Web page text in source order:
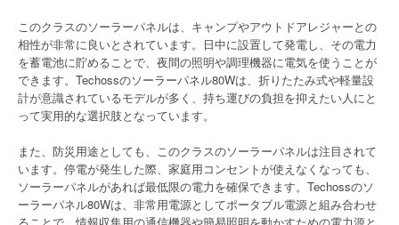
このクラスのソーラーパネルは、キャンプやアウトドアレジャーとの
相性が非常に良いとされています。日中に設置して発電し、その電力
を蓄電池に貯めることで、夜間の照明や調理機器に電気を使うことが
できます。Techossのソーラーパネル80Wは、折りたたみ式や軽量設
計が意識されているモデルが多く、持ち運びの負担を抑えたい人にと
って実用的な選択肢となっています。
また、防災用途としても、このクラスのソーラーパネルは注目されて
います。停電が発生した際、家庭用コンセントが使えなくなっても、
ソーラーパネルがあれば最低限の電力を確保できます。Techossのソ
ーラーパネル80Wは、非常用電源としてポータブル電源と組み合わせ